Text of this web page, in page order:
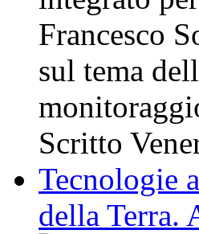
Francesco
sul tema
Scritto
Tecnologie
della Terra.